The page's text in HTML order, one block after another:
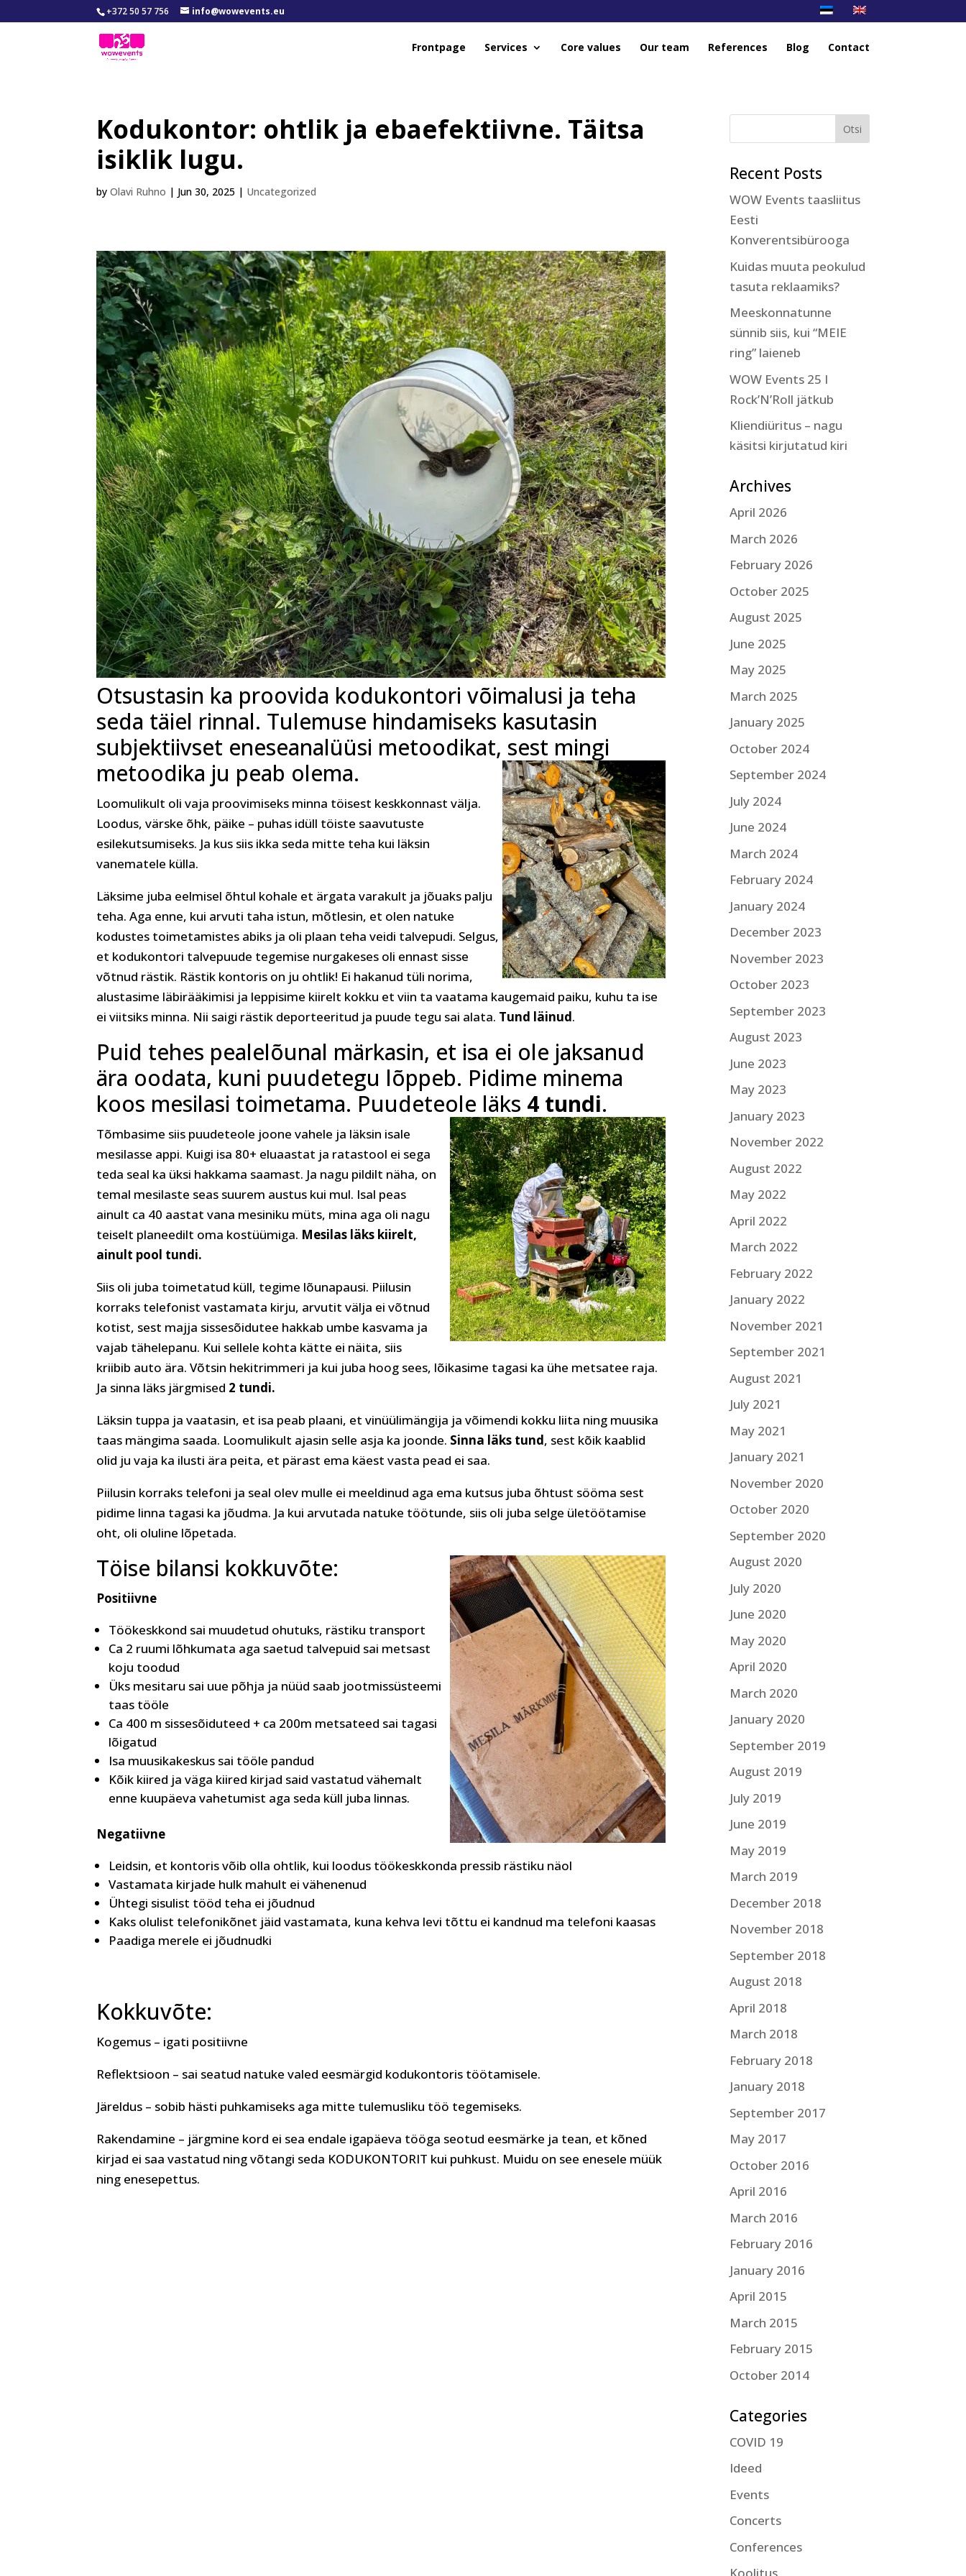
+372 50 57 756 info@wowevents.eu
Frontpage Services Core values Our team References Blog Contact
Kodukontor: ohtlik ja ebaefektiivne. Täitsa
isiklik lugu.
byOlavi Ruhno | Jun 30, 2025 | Uncategorized
Otsustasin ka proovida kodukontori võimalusi ja teha
seda täiel rinnal. Tulemuse hindamiseks kasutasin
subjektiivset eneseanalüüsi metoodikat, sest mingi
metoodika ju peab olema.
Loomulikult oli vaja proovimiseks minna töisest keskkonnast välja.
Loodus, värske õhk, päike – puhas idüll töiste saavutuste
esilekutsumiseks. Ja kus siis ikka seda mitte teha kui läksin
vanematele külla.
Läksime juba eelmisel õhtul kohale et ärgata varakult ja jõuaks palju
teha. Aga enne, kui arvuti taha istun, mõtlesin, et olen natuke
kodustes toimetamistes abiks ja oli plaan teha veidi talvepudi. Selgus,
et kodukontori talvepuude tegemise nurgakeses oli ennast sisse
võtnud rästik. Rästik kontoris on ju ohtlik! Ei hakanud tüli norima,
alustasime läbirääkimisi ja leppisime kiirelt kokku et viin ta vaatama kaugemaid paiku, kuhu ta ise
ei viitsiks minna. Nii saigi rästik deporteeritud ja puude tegu sai alata. Tund läinud.
Puid tehes pealelõunal märkasin, et isa ei ole jaksanud
ära oodata, kuni puudetegu lõppeb. Pidime minema
koos mesilasi toimetama. Puudeteole läks 4 tundi.
Tõmbasime siis puudeteole joone vahele ja läksin isale
mesilasse appi. Kuigi isa 80+ eluaastat ja ratastool ei sega
teda seal ka üksi hakkama saamast. Ja nagu pildilt näha, on
temal mesilaste seas suurem austus kui mul. Isal peas
ainult ca 40 aastat vana mesiniku müts, mina aga oli nagu
teiselt planeedilt oma kostüümiga. Mesilas läks kiirelt,
ainult pool tundi.
Siis oli juba toimetatud küll, tegime lõunapausi. Piilusin
korraks telefonist vastamata kirju, arvutit välja ei võtnud
kotist, sest majja sissesõidutee hakkab umbe kasvama ja
vajab tähelepanu. Kui sellele kohta kätte ei näita, siis
kriibib auto ära. Võtsin hekitrimmeri ja kui juba hoog sees, lõikasime tagasi ka ühe metsatee raja.
Ja sinna läks järgmised 2 tundi.
Läksin tuppa ja vaatasin, et isa peab plaani, et vinüülimängija ja võimendi kokku liita ning muusika
taas mängima saada. Loomulikult ajasin selle asja ka joonde. Sinna läks tund, sest kõik kaablid
olid ju vaja ka ilusti ära peita, et pärast ema käest vasta pead ei saa.
Piilusin korraks telefoni ja seal olev mulle ei meeldinud aga ema kutsus juba õhtust sööma sest
pidime linna tagasi ka jõudma. Ja kui arvutada natuke töötunde, siis oli juba selge ületöötamise
oht, oli oluline lõpetada.
Töise bilansi kokkuvõte:
Positiivne
Töökeskkond sai muudetud ohutuks, rästiku transport
Ca 2 ruumi lõhkumata aga saetud talvepuid sai metsast
koju toodud
Üks mesitaru sai uue põhja ja nüüd saab jootmissüsteemi
taas tööle
Ca 400 m sissesõiduteed + ca 200m metsateed sai tagasi
lõigatud
Isa muusikakeskus sai tööle pandud
Kõik kiired ja väga kiired kirjad said vastatud vähemalt
enne kuupäeva vahetumist aga seda küll juba linnas.
Negatiivne
Leidsin, et kontoris võib olla ohtlik, kui loodus töökeskkonda pressib rästiku näol
Vastamata kirjade hulk mahult ei vähenenud
Ühtegi sisulist tööd teha ei jõudnud
Kaks olulist telefonikõnet jäid vastamata, kuna kehva levi tõttu ei kandnud ma telefoni kaasas
Paadiga merele ei jõudnudki
Kokkuvõte:
Kogemus – igati positiivne
Reflektsioon – sai seatud natuke valed eesmärgid kodukontoris töötamisele.
Järeldus – sobib hästi puhkamiseks aga mitte tulemusliku töö tegemiseks.
Rakendamine – järgmine kord ei sea endale igapäeva tööga seotud eesmärke ja tean, et kõned
kirjad ei saa vastatud ning võtangi seda KODUKONTORIT kui puhkust. Muidu on see enesele müük
ning enesepettus.
Recent Posts
WOW Events taasliitus
Eesti
Konverentsibürooga
Kuidas muuta peokulud
tasuta reklaamiks?
Meeskonnatunne
sünnib siis, kui “MEIE
ring” laieneb
WOW Events 25 I
Rock’N’Roll jätkub
Kliendiüritus – nagu
käsitsi kirjutatud kiri
Archives
April 2026
March 2026
February 2026
October 2025
August 2025
June 2025
May 2025
March 2025
January 2025
October 2024
September 2024
July 2024
June 2024
March 2024
February 2024
January 2024
December 2023
November 2023
October 2023
September 2023
August 2023
June 2023
May 2023
January 2023
November 2022
August 2022
May 2022
April 2022
March 2022
February 2022
January 2022
November 2021
September 2021
August 2021
July 2021
May 2021
January 2021
November 2020
October 2020
September 2020
August 2020
July 2020
June 2020
May 2020
April 2020
March 2020
January 2020
September 2019
August 2019
July 2019
June 2019
May 2019
March 2019
December 2018
November 2018
September 2018
August 2018
April 2018
March 2018
February 2018
January 2018
September 2017
May 2017
October 2016
April 2016
March 2016
February 2016
January 2016
April 2015
March 2015
February 2015
October 2014
Categories
COVID 19
Ideed
Events
Concerts
Conferences